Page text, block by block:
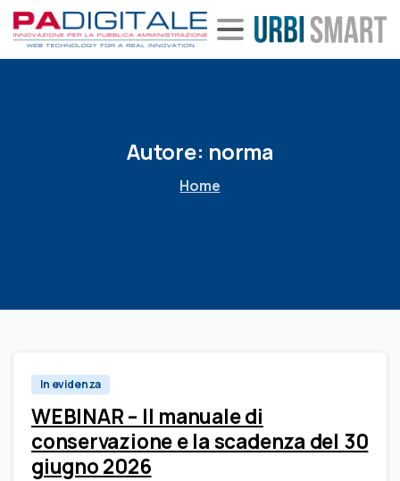
Autore: norma
Home
In evidenza
WEBINAR – Il manuale di
conservazione e la scadenza del 30
giugno 2026